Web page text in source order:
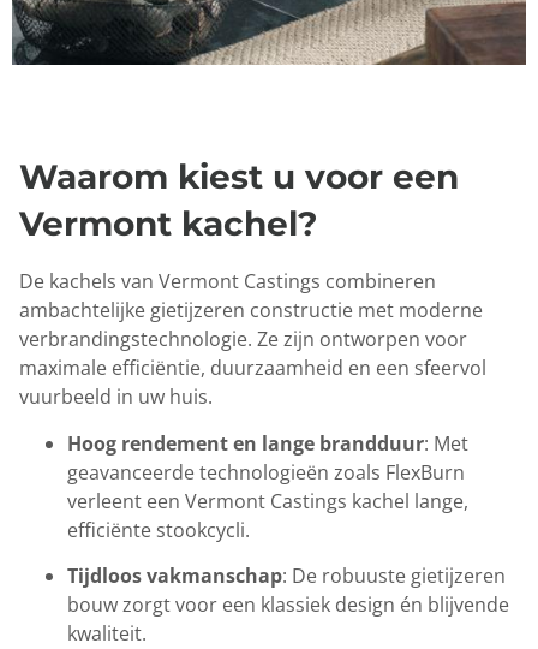
Waarom kiest u voor een
Vermont kachel?
De kachels van Vermont Castings combineren
ambachtelijke gietijzeren constructie met moderne
verbrandingstechnologie. Ze zijn ontworpen voor
maximale efficiëntie, duurzaamheid en een sfeervol
vuurbeeld in uw huis.
Hoog rendement en lange brandduur: Met
geavanceerde technologieën zoals FlexBurn
verleent een Vermont Castings kachel lange,
efficiënte stookcycli.
Tijdloos vakmanschap: De robuuste gietijzeren
bouw zorgt voor een klassiek design én blijvende
kwaliteit.